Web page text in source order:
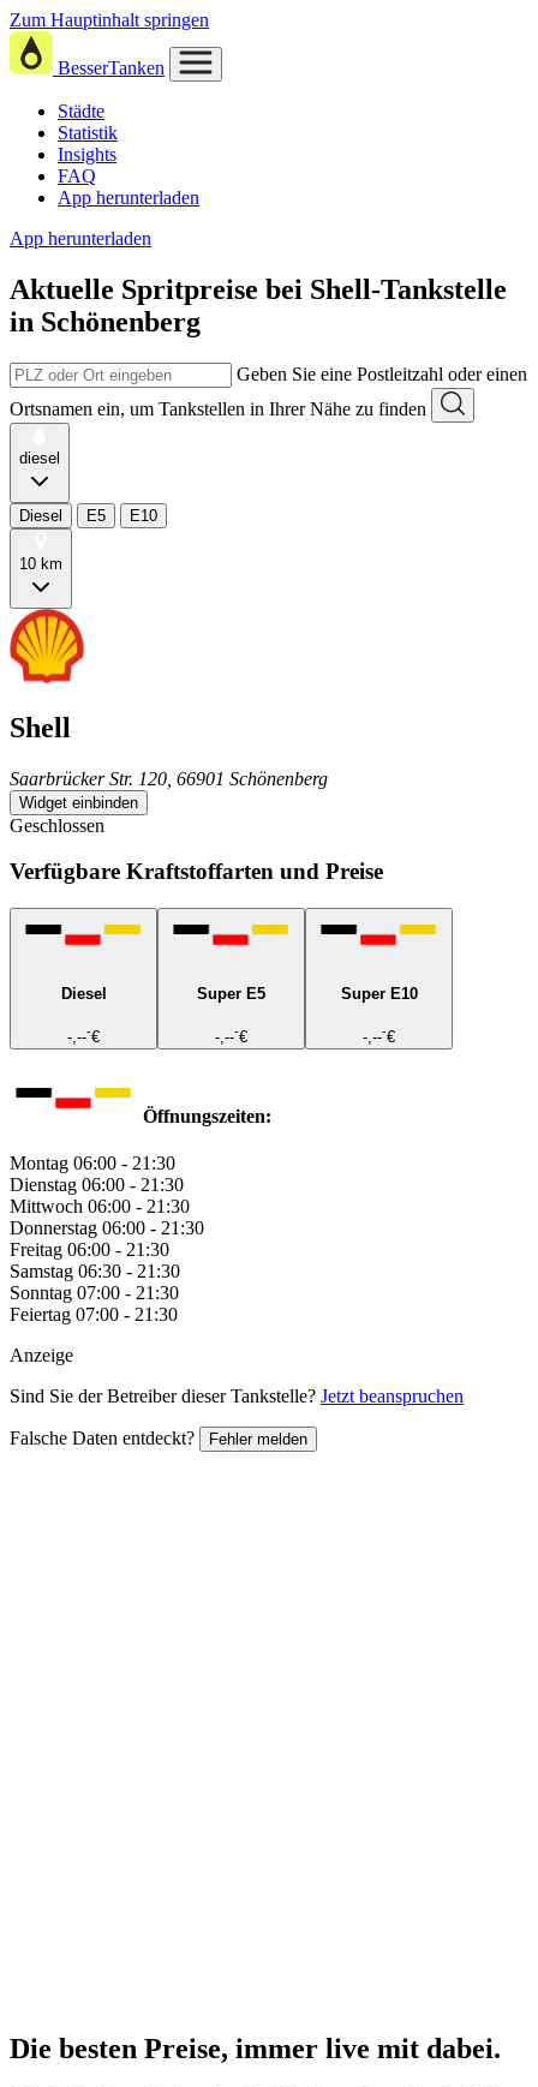
Zum Hauptinhalt springen
BesserTanken
Städte
Statistik
Insights
FAQ
App herunterladen
App herunterladen
Aktuelle Spritpreise bei Shell-Tankstelle
in Schönenberg
Geben Sie eine Postleitzahl oder einen
Ortsnamen ein, um Tankstellen in Ihrer Nähe zu finden
diesel
Diesel E5 E10
10 km
Shell
Saarbrücker Str. 120, 66901 Schönenberg
Widget einbinden
Geschlossen
Verfügbare Kraftstoffarten und Preise
Diesel
-,---€
Super E5
-,---€
Super E10
-,---€
Öffnungszeiten:
Montag 06:00 - 21:30
Dienstag 06:00 - 21:30
Mittwoch 06:00 - 21:30
Donnerstag 06:00 - 21:30
Freitag 06:00 - 21:30
Samstag 06:30 - 21:30
Sonntag 07:00 - 21:30
Feiertag 07:00 - 21:30
Anzeige
Sind Sie der Betreiber dieser Tankstelle? Jetzt beanspruchen
Falsche Daten entdeckt? Fehler melden
Die besten Preise, immer live mit dabei.